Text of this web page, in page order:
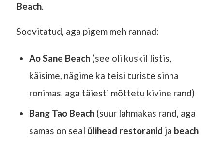
Beach.
Soovitatud, aga pigem meh rannad:
Ao Sane Beach(see oli kuskil listis,
käisime, nägime ka teisi turiste sinna
ronimas, aga täiesti mõttetu kivine rand)
Bang Tao Beach(suur lahmakas rand, aga
samas on seal ülihead restoranid ja beach